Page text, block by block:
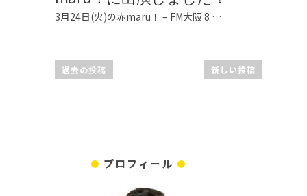
3月24日(火)の赤maru！ – FM大阪 8 …
ナ
ビ
ー
シ過去の投稿 新しい投稿
プロフィール